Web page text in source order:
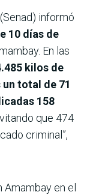
(Senad) informó
10 días de
En las
kilos de
total de 71
158
que 474
criminal”,
Amambay en el